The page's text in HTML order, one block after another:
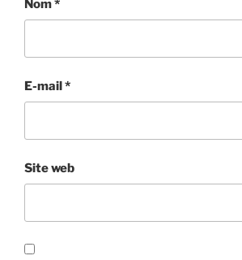
Nom*
E-mail*
Site web